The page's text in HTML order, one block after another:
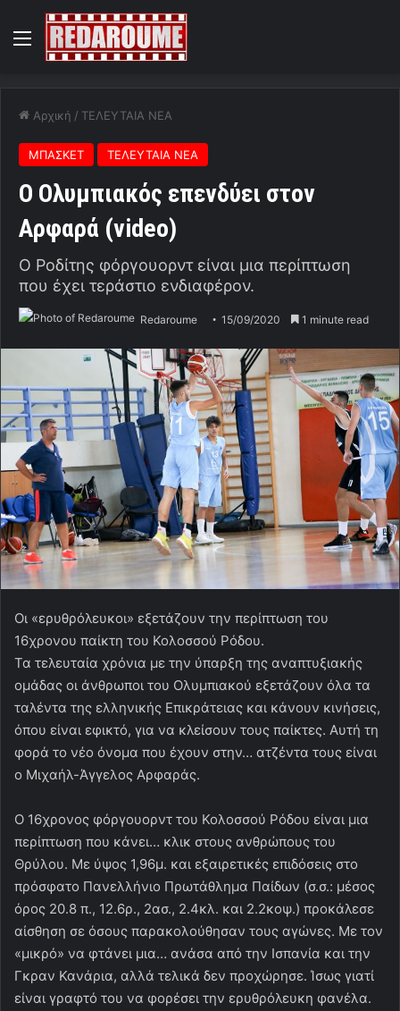
Menu
Αρχική / ΤΕΛΕΥΤΑΙΑ ΝΕΑ
ΜΠΑΣΚΕΤ ΤΕΛΕΥΤΑΙΑ ΝΕΑ
Ο Ολυμπιακός επενδύει στον
Αρφαρά (video)
Ο Ροδίτης φόργουορντ είναι μια περίπτωση
που έχει τεράστιο ενδιαφέρον.
Redaroume 15/09/2020 1 minute read
Οι «ερυθρόλευκοι» εξετάζουν την περίπτωση του
16χρονου παίκτη του Κολοσσού Ρόδου.
Τα τελευταία χρόνια με την ύπαρξη της αναπτυξιακής
ομάδας οι άνθρωποι του Ολυμπιακού εξετάζουν όλα τα
ταλέντα της ελληνικής Επικράτειας και κάνουν κινήσεις,
όπου είναι εφικτό, για να κλείσουν τους παίκτες. Αυτή τη
φορά το νέο όνομα που έχουν στην… ατζέντα τους είναι
ο Μιχαήλ-Άγγελος Αρφαράς.
Ο 16χρονος φόργουορντ του Κολοσσού Ρόδου είναι μια
περίπτωση που κάνει… κλικ στους ανθρώπους του
Θρύλου. Με ύψος 1,96μ. και εξαιρετικές επιδόσεις στο
πρόσφατο Πανελλήνιο Πρωτάθλημα Παίδων (σ.σ.: μέσος
όρος 20.8 π., 12.6ρ., 2ασ., 2.4κλ. και 2.2κοψ.) προκάλεσε
αίσθηση σε όσους παρακολούθησαν τους αγώνες. Με τον
«μικρό» να φτάνει μια… ανάσα από την Ισπανία και την
Γκραν Κανάρια, αλλά τελικά δεν προχώρησε. Ίσως γιατί
είναι γραφτό του να φορέσει την ερυθρόλευκη φανέλα.